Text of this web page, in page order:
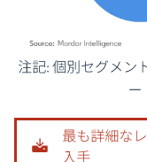
画像 © Mordor Intelligence